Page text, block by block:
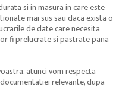
si in masura in care este
mai sus sau daca exista o
de date care necesita
fi prelucrate si pastrate pana
atunci vom respecta
relevante, dupa